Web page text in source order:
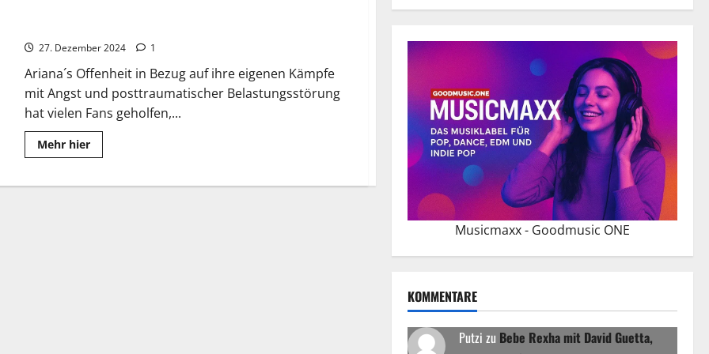
27. Dezember 2024 1
Ariana´s Offenheit in Bezug auf ihre eigenen Kämpfe
mit Angst und posttraumatischer Belastungsstörung
hat vielen Fans geholfen,...
Mehr hierRead
more
Grande:
Musicmaxx - Goodmusic ONE
KOMMENTARE
Putzi zu Bebe Rexha mit David Guetta,